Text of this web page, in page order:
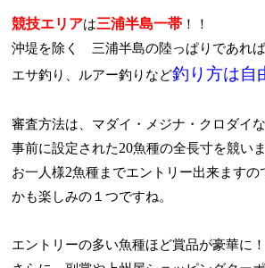
競技エリアは三浦半島一帯 ！！
沖堤を除く 三浦半島の陸っぱりであれ
エサ釣り、ルアー釣りなど釣り方は自
審査方法は、マダイ・メジナ・クロダイ
事前に設定された20魚種の全長寸を競いま
お一人様2魚種までエントリー出来ますの
かも楽しみの１つですね。
エントリーの多い魚種ほど賞品が豪華に！